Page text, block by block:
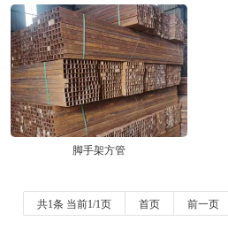
脚手架方管
共1条 当前1/1页 首页 前一页